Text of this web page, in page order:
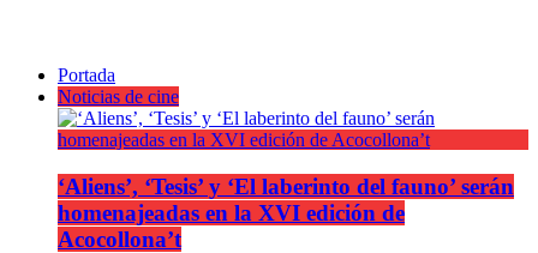
Portada
Noticias de cine
‘Aliens’, ‘Tesis’ y ‘El laberinto del fauno’ serán
homenajeadas en la XVI edición de
Acocollona’t